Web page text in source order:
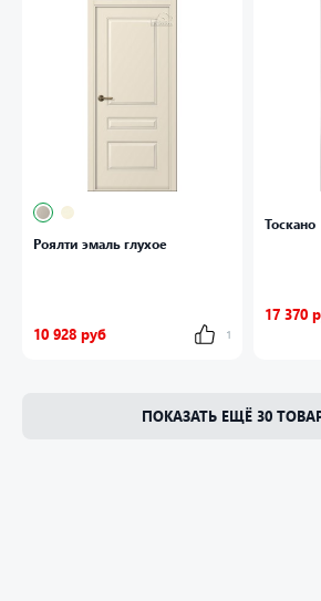
Роялти эмаль глухое
10 928 руб 1
Тоскано
17 370
ПОКАЗАТЬ ЕЩЁ 30